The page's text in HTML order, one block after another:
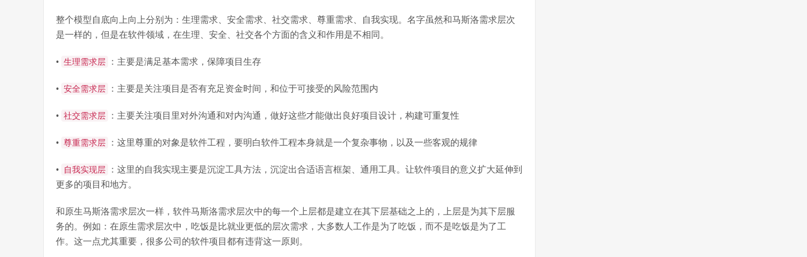
整个模型自底向上向上分别为：生理需求、安全需求、社交需求、尊重需求、自我实现。名字虽然和马斯洛需求层次
是一样的，但是在软件领域，在生理、安全、社交各个方面的含义和作用是不相同。
• 生理需求层 ：主要是满足基本需求，保障项目生存
• 安全需求层 ：主要是关注项目是否有充足资金时间，和位于可接受的风险范围内
• 社交需求层 ：主要关注项目里对外沟通和对内沟通，做好这些才能做出良好项目设计，构建可重复性
• 尊重需求层 ：这里尊重的对象是软件工程，要明白软件工程本身就是一个复杂事物，以及一些客观的规律
• 自我实现层
：这里的自我实现主要是沉淀工具方法，沉淀出合适语言框架、通用工具。让软件项目的意义扩大延伸到
更多的项目和地方。
和原生马斯洛需求层次一样，软件马斯洛需求层次中的每一个上层都是建立在其下层基础之上的，上层是为其下层服
务的。例如：在原生需求层次中，吃饭是比就业更低的层次需求，大多数人工作是为了吃饭，而不是吃饭是为了工
作。这一点尤其重要，很多公司的软件项目都有违背这一原则。